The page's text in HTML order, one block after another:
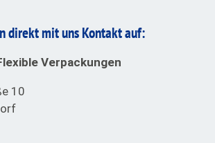
direkt mit uns Kontakt auf:
Verpackungen
10